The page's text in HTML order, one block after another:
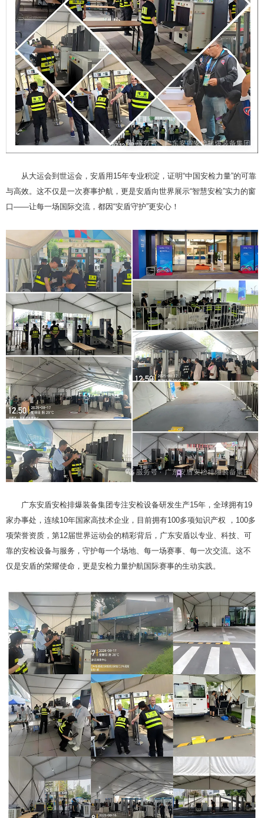
从大运会到世运会，安盾用15年专业积淀，证明“中国安检力量”的可靠
与高效。这不仅是一次赛事护航，更是安盾向世界展示“智慧安检”实力的窗
口——让每一场国际交流，都因“安盾守护”更安心！
广东安盾安检排爆装备集团专注安检设备研发生产15年，全球拥有19
家办事处，连续10年国家高技术企业，目前拥有100多项知识产权 ，100多
项荣誉资质，第12届世界运动会的精彩背后，广东安盾以专业、科技、可
靠的安检设备与服务，守护每一个场地、每一场赛事、每一次交流。这不
仅是安盾的荣耀使命，更是安检力量护航国际赛事的生动实践。